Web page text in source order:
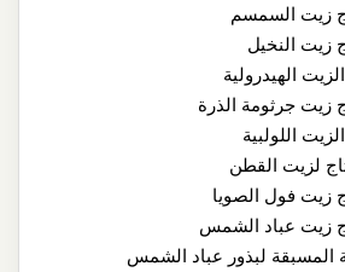
زيت السمسم
زيت النخيل
الهيدرولية
زيت جرثومة الذرة
اللولبية
لزيت القطن
زيت فول الصويا
زيت عباد الشمس
المسبقة لبذور عباد الشمس